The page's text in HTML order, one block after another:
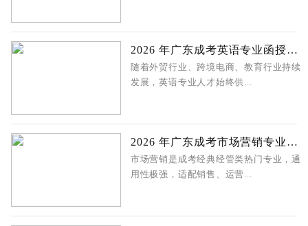
2026 年广东成考英语专业函授站报名指
随着外贸行业、跨境电商、教育行业持续
发展，英语专业人才始终供...
2026 年广东成考市场营销专业函授站报
市场营销是成考经典经管类热门专业，通
用性极强，适配销售、运营...